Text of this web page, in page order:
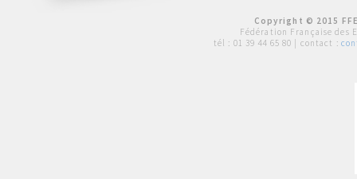
Copyright © 2015
Fédération Française des
tél : 01 39 44 65 80 | contact :